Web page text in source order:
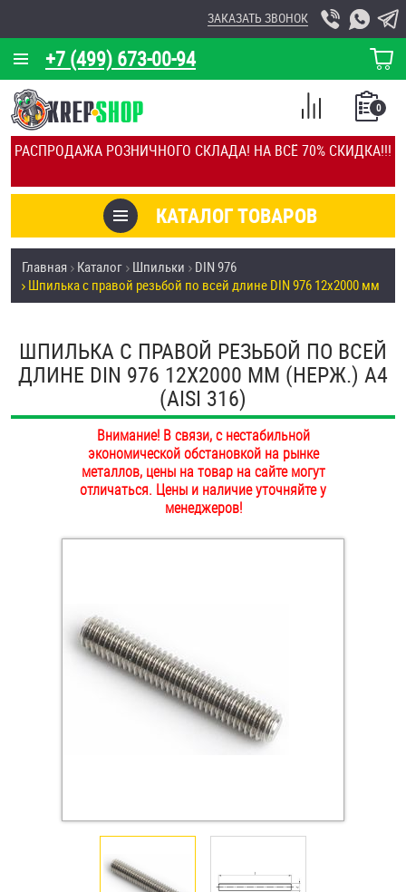
РАСПРОДАЖА РОЗНИЧНОГО СКЛАДА! НА ВСЁ 70% СКИДКА!!!
+7 (499) 673-00-94
ЗАКАЗАТЬ ЗВОНОК
КОРЗИНА
О КОМПАНИИ
КАЛЬКУЛЯТОР
ОТЗЫВЫ
УСЛУГИ
СКИДКИ
ОПТ
ПОКУПАТЕЛЯМ
ОПЛАТА И ДОСТАВКА
НАШИ МАГАЗИНЫ
КАТАЛОГ ТОВАРОВ
0
СПИСОК
СРАВНЕНИЕ
Товары со скидкой
Анкеры
Антивандальный крепёж, инструмент
Заклепки (Гайки-Заклепки)
Инструмент
Крюки, кольца с метрической резьбой
Оснастка и аксессуары для яхт
Главная Каталог Шпильки
DIN 976
Шпилька с правой резьбой по всей длине DIN 976 12х2000 мм
ШПИЛЬКА С ПРАВОЙ РЕЗЬБОЙ ПО ВСЕЙ
ДЛИНЕ DIN 976 12Х2000 ММ (НЕРЖ.) A4
(AISI 316)
Внимание! В связи, с нестабильной
экономической обстановкой на рынке
металлов, цены на товар на сайте могут
отличаться. Цены и наличие уточняйте у
менеджеров!